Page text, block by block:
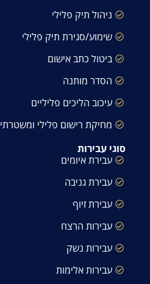
ניהול תיק פלילי
שימוע/סגירת תיק פלילי
ביטול כתב אישום
הסדר מותנה
עיכוב הליכים פליליים
מחיקת רישום פלילי ומשטרתי
סוגי עבירות
עבירת איומים
עבירת גניבה
עבירת זיוף
עבירות הרצח
עבירות נשק
עבירות אלימות